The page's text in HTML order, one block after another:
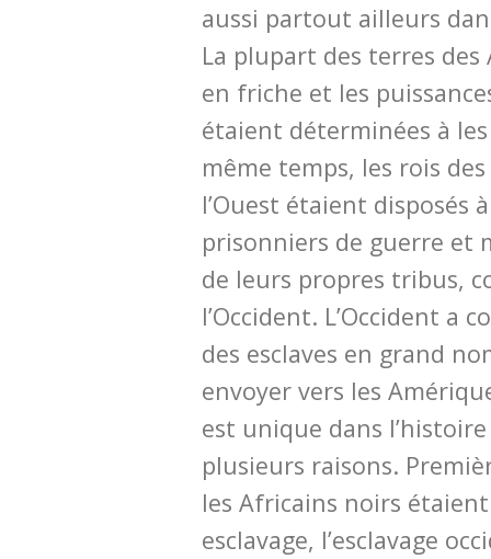
aussi partout ailleurs
La plupart des terres
en friche et les
étaient déterminées à
même temps, les rois
l’Ouest étaient disposés
prisonniers de guerre et
de leurs propres tribus,
l’Occident. L’Occident a
des esclaves en grand
envoyer vers les
est unique dans
plusieurs raisons.
les Africains noirs
esclavage, l’esclavage